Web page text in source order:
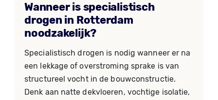
Wanneer is specialistisch
drogen in Rotterdam
noodzakelijk?
Specialistisch drogen is nodig wanneer er na
een lekkage of overstroming sprake is van
structureel vocht in de bouwconstructie.
Denk aan natte dekvloeren, vochtige isolatie,